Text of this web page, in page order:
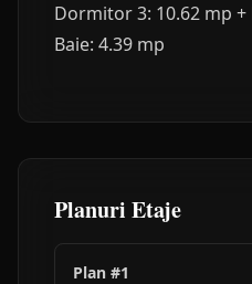
Dormitor 3: 10.62 mp
Baie: 4.39 mp
Planuri Etaje
Plan #1